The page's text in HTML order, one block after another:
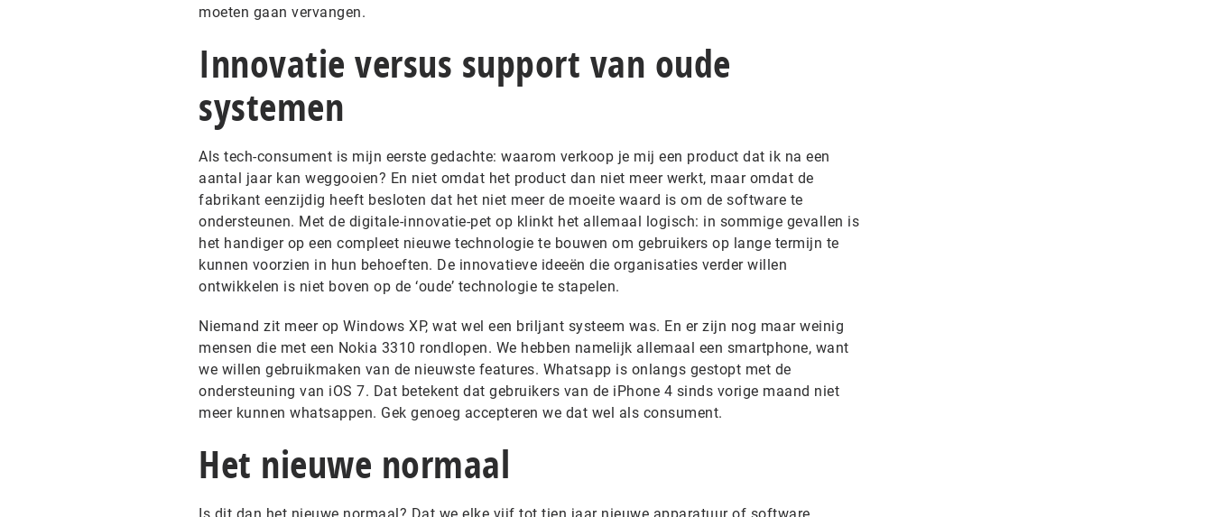
moeten gaan vervangen.
Innovatie versus support van oude
systemen
Als tech-consument is mijn eerste gedachte: waarom verkoop je mij een product dat ik na een
aantal jaar kan weggooien? En niet omdat het product dan niet meer werkt, maar omdat de
fabrikant eenzijdig heeft besloten dat het niet meer de moeite waard is om de software te
ondersteunen. Met de digitale-innovatie-pet op klinkt het allemaal logisch: in sommige gevallen is
het handiger op een compleet nieuwe technologie te bouwen om gebruikers op lange termijn te
kunnen voorzien in hun behoeften. De innovatieve ideeën die organisaties verder willen
ontwikkelen is niet boven op de ‘oude’ technologie te stapelen.
Niemand zit meer op Windows XP, wat wel een briljant systeem was. En er zijn nog maar weinig
mensen die met een Nokia 3310 rondlopen. We hebben namelijk allemaal een smartphone, want
we willen gebruikmaken van de nieuwste features. Whatsapp is onlangs gestopt met de
ondersteuning van iOS 7. Dat betekent dat gebruikers van de iPhone 4 sinds vorige maand niet
meer kunnen whatsappen. Gek genoeg accepteren we dat wel als consument.
Het nieuwe normaal